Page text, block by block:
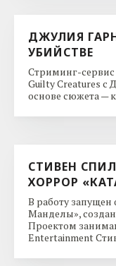
ДЖУЛИЯ
УБИЙСТВЕ
Стриминг-сервис
Guilty Creatures с
основе сюжета —
СТИВЕН
ХОРРОР
В работу
Манделы»,
Проектом
Entertainment